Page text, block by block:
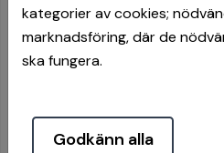
Mina sidor
Mobilt BankID
kategorier av cookies;
marknadsföring, där de
ska fungera.
Godkänn alla